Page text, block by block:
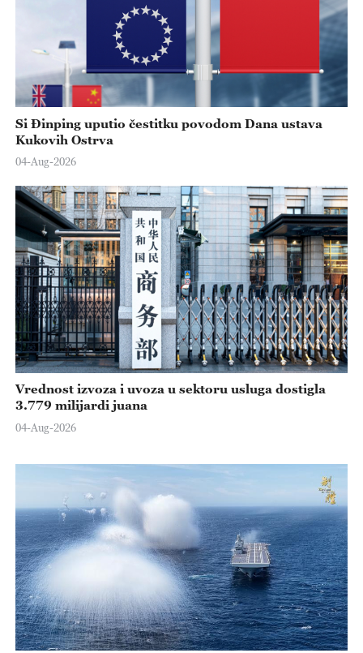
Si Đinping uputio čestitku povodom Dana ustava
Kukovih Ostrva
04-Aug-2026
Vrednost izvoza i uvoza u sektoru usluga dostigla
3.779 milijardi juana
04-Aug-2026